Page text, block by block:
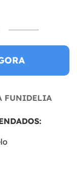
FUNIDELIA